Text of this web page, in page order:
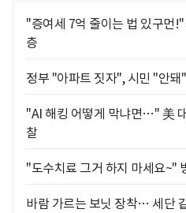
"증여세 7억 줄이는 법 있구먼
층
정부 "아파트 짓자", 시민 "안
"AI 해킹 어떻게 막냐면…" 美
찰
"도수치료 그거 하지 마세요~"
바람 가르는 보닛 장착… 세단